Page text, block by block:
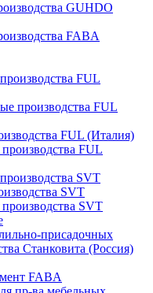
GUHDO
FABA
FUL
производства FUL
FUL (Италия)
FUL
SVT
SVT
SVT
присадочных
Станковита (Россия)
FABA